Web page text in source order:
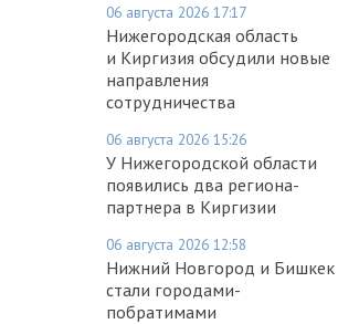
06 августа 2026 17:17
Нижегородская область
и Киргизия обсудили новые
направления
сотрудничества
06 августа 2026 15:26
У Нижегородской области
появились два региона-
партнера в Киргизии
06 августа 2026 12:58
Нижний Новгород и Бишкек
стали городами-
побратимами